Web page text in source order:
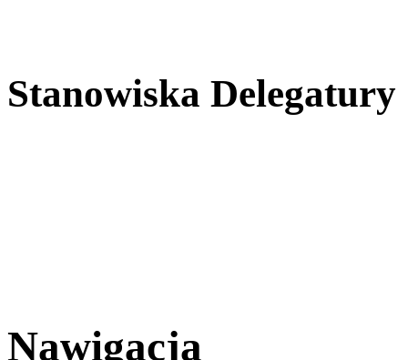
Stanowiska
Nawigacja